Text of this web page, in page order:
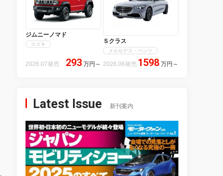
ジムニーノマド
スズキ
2026.07発売 293 万円 ～
Ｓクラス
メルセデス・ベンツ
2026.06発売 1598 万円 ～
Latest Issue 新刊案内